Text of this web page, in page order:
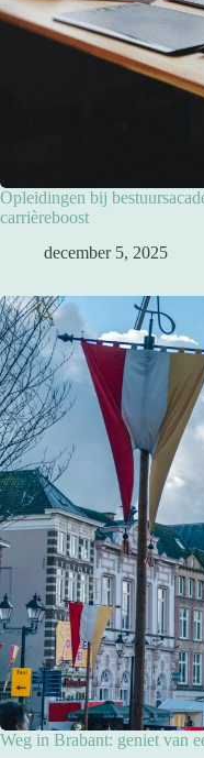
Opleidingen bij
carrièreboost
december 5, 2025
Weg in Brabant: geniet van